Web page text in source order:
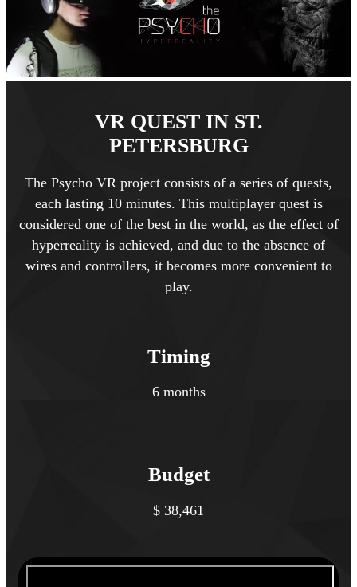
VR QUEST IN ST.
PETERSBURG
The Psycho VR project consists of a series of quests,
each lasting 10 minutes. This multiplayer quest is
considered one of the best in the world, as the effect of
hyperreality is achieved, and due to the absence of
wires and controllers, it becomes more convenient to
play.
Timing
6 months
Budget
$ 38,461